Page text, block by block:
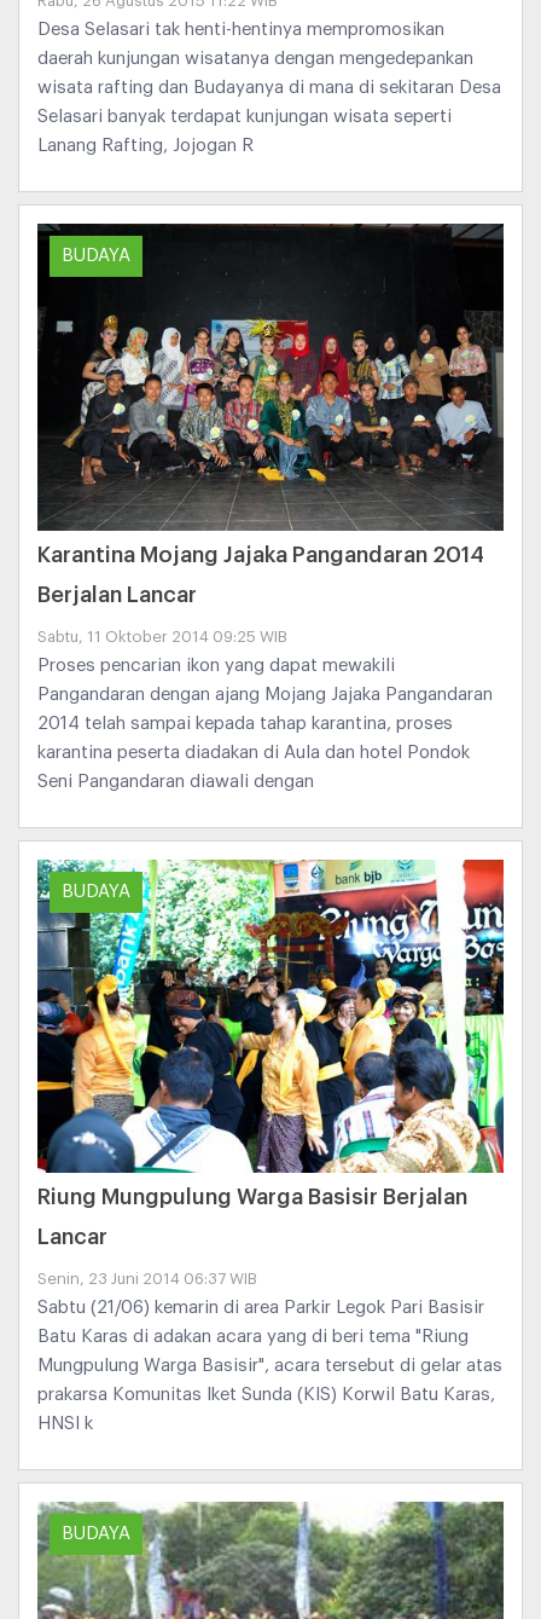
Desa Selasari tak henti-hentinya mempromosikan
daerah kunjungan wisatanya dengan mengedepankan
wisata rafting dan Budayanya di mana di sekitaran Desa
Selasari banyak terdapat kunjungan wisata seperti
Lanang Rafting, Jojogan R
BUDAYA
Karantina Mojang Jajaka Pangandaran 2014
Berjalan Lancar
Sabtu, 11 Oktober 2014 09:25 WIB
Proses pencarian ikon yang dapat mewakili
Pangandaran dengan ajang Mojang Jajaka Pangandaran
2014 telah sampai kepada tahap karantina, proses
karantina peserta diadakan di Aula dan hotel Pondok
Seni Pangandaran diawali dengan
BUDAYA
Riung Mungpulung Warga Basisir Berjalan
Lancar
Senin, 23 Juni 2014 06:37 WIB
Sabtu (21/06) kemarin di area Parkir Legok Pari Basisir
Batu Karas di adakan acara yang di beri tema "Riung
Mungpulung Warga Basisir", acara tersebut di gelar atas
prakarsa Komunitas Iket Sunda (KIS) Korwil Batu Karas,
HNSI k
BUDAYA